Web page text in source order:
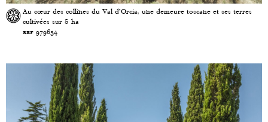
Au cœur des collines du Val d’Orcia, une demeure toscane et ses terres
cultivées sur 5 ha
ref 979654